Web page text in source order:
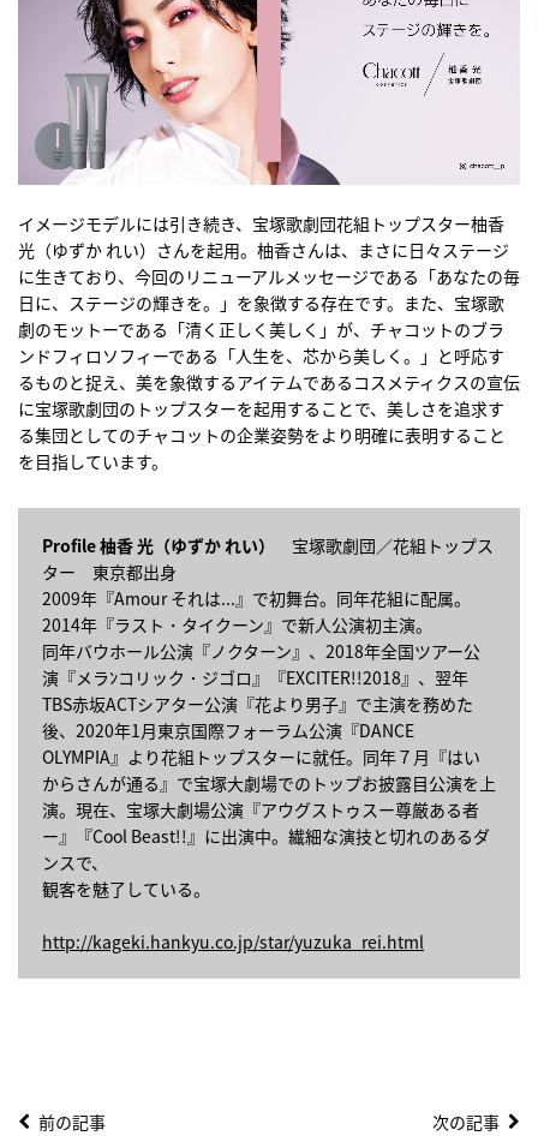
イメージモデルには引き続き、宝塚歌劇団花組トップスター柚香
光（ゆずか れい）さんを起用。柚香さんは、まさに日々ステージ
に生きており、今回のリニューアルメッセージである「あなたの毎
日に、ステージの輝きを。」を象徴する存在です。また、宝塚歌
劇のモットーである「清く正しく美しく」が、チャコットのブラ
ンドフィロソフィーである「人生を、芯から美しく。」と呼応す
るものと捉え、美を象徴するアイテムであるコスメティクスの宣伝
に宝塚歌劇団のトップスターを起用することで、美しさを追求す
る集団としてのチャコットの企業姿勢をより明確に表明すること
を目指しています。
Profile 柚香 光（ゆずか れい）
宝塚歌劇団／花組トップス
ター 東京都出身
2009年『Amour それは...』で初舞台。同年花組に配属。
2014年『ラスト・タイクーン』で新人公演初主演。
同年バウホール公演『ノクターン』、2018年全国ツアー公
演『メラﾝコリック・ジゴロ』『EXCITER!!2018』、翌年
TBS赤坂ACTシアター公演『花より男子』で主演を務めた
後、2020年1月東京国際フォーラム公演『DANCE
OLYMPIA』より花組トップスターに就任。同年７月『はい
からさんが通る』で宝塚大劇場でのトップお披露目公演を上
演。現在、宝塚大劇場公演『アウグストゥスー尊厳ある者
ー』『Cool Beast!!』に出演中。繊細な演技と切れのあるダ
ンスで、
観客を魅了している。
http://kageki.hankyu.co.jp/star/yuzuka_rei.html
前の記事 次の記事